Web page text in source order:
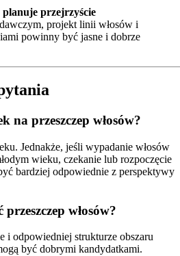
planuje przejrzyście
projekt linii włosów i
powinny być jasne i dobrze
na przeszczep włosów?
Jednakże, jeśli wypadanie włosów
wieku, czekanie lub rozpoczęcie
bardziej odpowiednie z perspektywy
włosów?
i odpowiedniej strukturze obszaru
być dobrymi kandydatkami.